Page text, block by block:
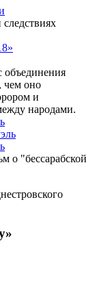
объединения
чем оно
и
народами.
о "бессарабской